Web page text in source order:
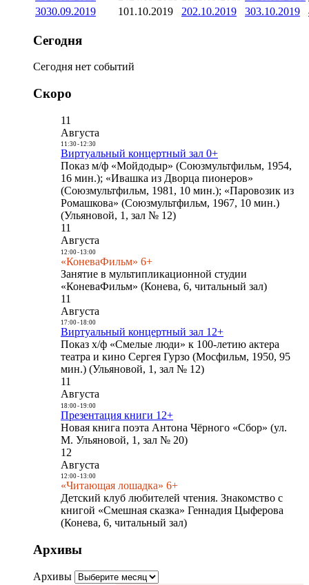
3030.09.2019 101.10.2019 202.10.2019 303.10.2019
Сегодня
Сегодня нет событий
Скоро
11
Августа
11:30- 12:30
Виртуальный концертный зал 0+
Показ м/ф «Мойдодыр» (Союзмультфильм, 1954,
16 мин.); «Ивашка из Дворца пионеров»
(Союзмультфильм, 1981, 10 мин.); «Паровозик из
Ромашкова» (Союзмультфильм, 1967, 10 мин.)
(Ульяновой, 1, зал № 12)
11
Августа
12:00- 13:00
«КоневаФильм» 6+
Занятие в мультипликационной студии
«КоневаФильм» (Конева, 6, читальный зал)
11
Августа
17:00- 18:00
Виртуальный концертный зал 12+
Показ х/ф «Смелые люди» к 100-летию актера
театра и кино Сергея Гурзо (Мосфильм, 1950, 95
мин.) (Ульяновой, 1, зал № 12)
11
Августа
18:00- 19:00
Презентация книги 12+
Новая книга поэта Антона Чёрного «Сбор» (ул.
М. Ульяновой, 1, зал № 20)
12
Августа
12:00- 13:00
«Читающая лошадка» 6+
Детский клуб любителей чтения. Знакомство с
книгой «Смешная сказка» Геннадия Цыферова
(Конева, 6, читальный зал)
Архивы
Архивы